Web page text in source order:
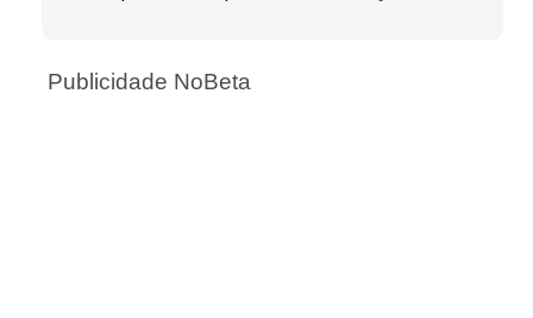
Publicidade NoBeta